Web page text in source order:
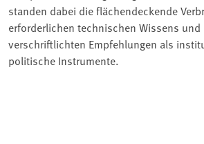
standen dabei dieflächendeckende
erforderlichen technischen Wissens und
verschriftlichten Empfehlungen als
politische Instrumente.